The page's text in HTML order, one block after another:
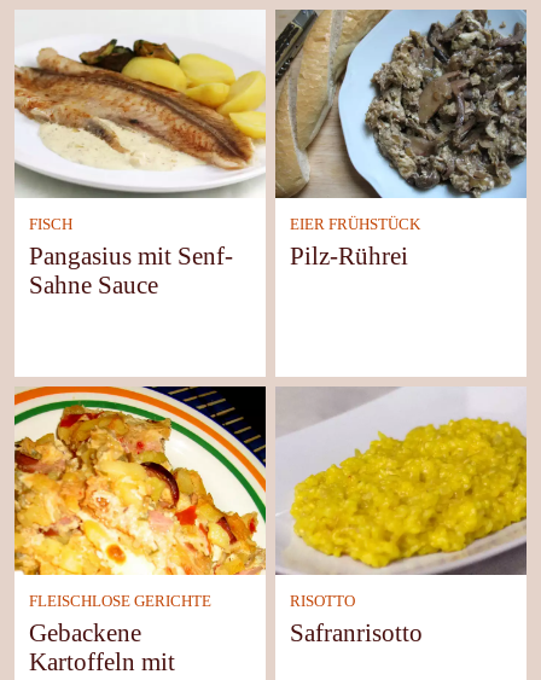
FISCH
Pangasius mit Senf-
Sahne Sauce
EIER FRÜHSTÜCK
Pilz-Rührei
FLEISCHLOSE GERICHTE
Gebackene
Kartoffeln mit
RISOTTO
Safranrisotto